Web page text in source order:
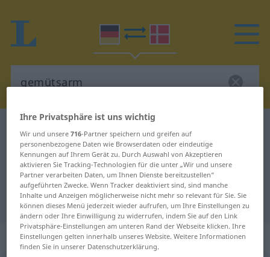
Deutsch-Dänisch Übersetzung für
"gemütsarm"
"gemütsarm" Dänisch Übersetzung
„gemütsarm“
Ihre Privatsphäre ist uns wichtig
Wir und unsere716-Partner speichern und greifen auf
personenbezogene Daten wie Browserdaten oder eindeutige
Kennungen auf Ihrem Gerät zu. Durch Auswahl von Akzeptieren
aktivieren Sie Tracking-Technologien für die unter „Wir und unsere
Partner verarbeiten Daten, um Ihnen Dienste bereitzustellen“
aufgeführten Zwecke. Wenn Tracker deaktiviert sind, sind manche
Inhalte und Anzeigen möglicherweise nicht mehr so relevant für Sie. Sie
können dieses Menü jederzeit wieder aufrufen, um Ihre Einstellungen zu
ändern oder Ihre Einwilligung zu widerrufen, indem Sie auf den Link
Privatsphäre-Einstellungen am unteren Rand der Webseite klicken. Ihre
Einstellungen gelten innerhalb unseres Website. Weitere Informationen
finden Sie in unserer Datenschutzerklärung.